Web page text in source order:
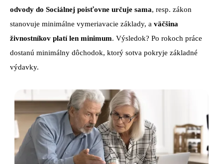
odvody do Sociálnej poisťovne určuje sama, resp. zákon
stanovuje minimálne vymeriavacie základy, a väčšina
živnostníkov platí len minimum. Výsledok? Po rokoch práce
dostanú minimálny dôchodok, ktorý sotva pokryje základné
výdavky.